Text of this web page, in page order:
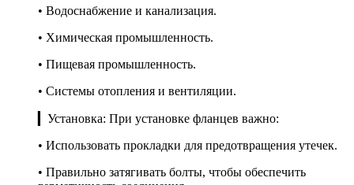
• Водоснабжение и канализация.
• Химическая промышленность.
• Пищевая промышленность.
• Системы отопления и вентиляции.
▎Установка: При установке фланцев важно:
• Использовать прокладки для предотвращения утечек.
• Правильно затягивать болты, чтобы обеспечить